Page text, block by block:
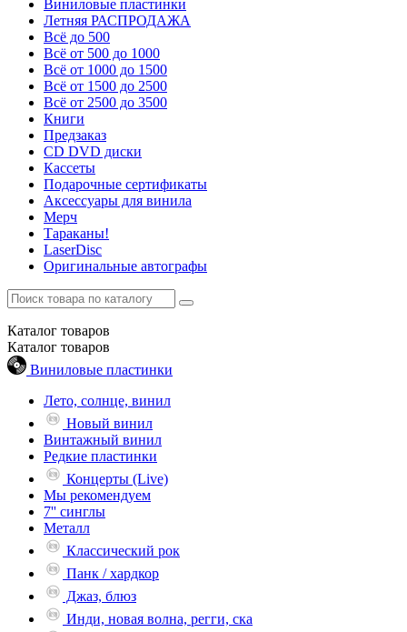
Виниловые пластинки
Летняя РАСПРОДАЖА
Всё до 500
Всё от 500 до 1000
Всё от 1000 до 1500
Всё от 1500 до 2500
Всё от 2500 до 3500
Книги
Предзаказ
CD DVD диски
Кассеты
Подарочные сертификаты
Аксессуары для винила
Мерч
Тараканы!
LaserDisc
Оригинальные автографы
Каталог товаров
Каталог товаров
Виниловые пластинки
Лето, солнце, винил
Новый винил
Винтажный винил
Редкие пластинки
Концерты (Live)
Мы рекомендуем
7'' синглы
Металл
Классический рок
Панк / хардкор
Джаз, блюз
Инди, новая волна, регги, ска